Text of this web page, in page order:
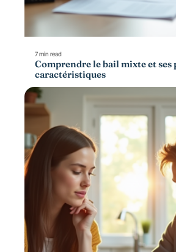
7 min read
Comprendre le bail mixte et
caractéristiques